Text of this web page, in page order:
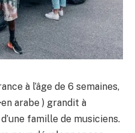
à l’âge de 6 semaines,
arabe ) grandit à
famille de musiciens.